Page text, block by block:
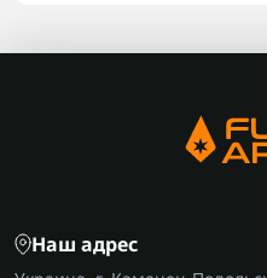
предотвращают
обеспечивают их
движения или занятий
Наш адрес